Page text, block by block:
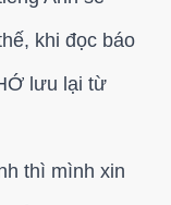
khi đọc báo
lưu lại từ
thì mình xin